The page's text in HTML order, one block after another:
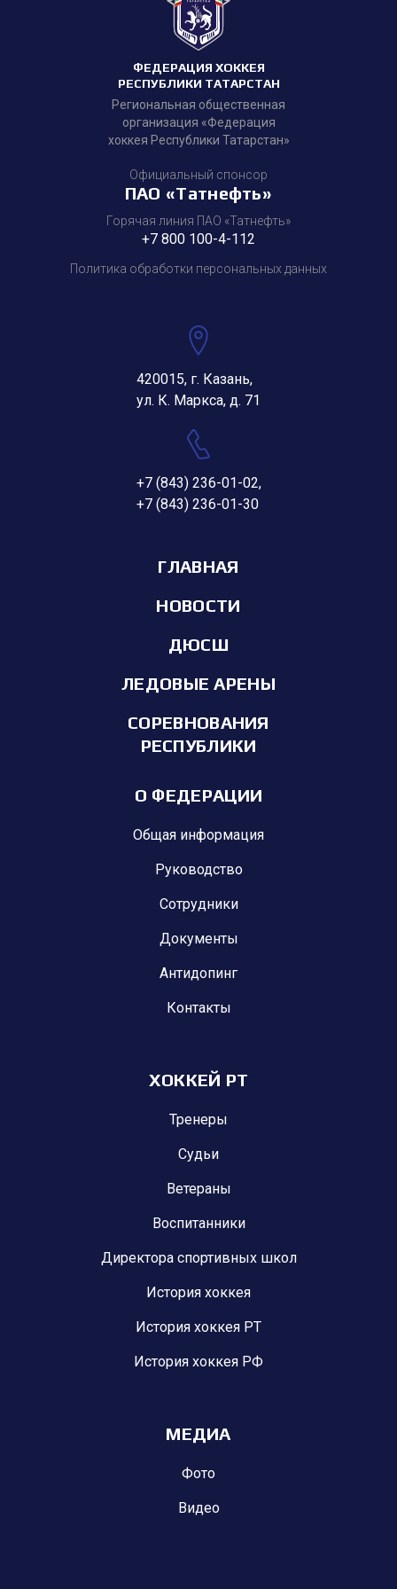
ФЕДЕРАЦИЯ ХОККЕЯ
РЕСПУБЛИКИ ТАТАРСТАН
Региональная общественная
организация «Федерация
хоккея Республики Татарстан»
Официальный спонсор
ПАО «Татнефть»
Горячая линия ПАО «Татнефть»
+7 800 100-4-112
Политика обработки персональных данных
420015, г. Казань,
ул. К. Маркса, д. 71
+7 (843) 236-01-02,
+7 (843) 236-01-30
ГЛАВНАЯ
НОВОСТИ
ДЮСШ
ЛЕДОВЫЕ АРЕНЫ
СОРЕВНОВАНИЯ
РЕСПУБЛИКИ
О ФЕДЕРАЦИИ
Общая информация
Руководство
Сотрудники
Документы
Антидопинг
Контакты
ХОККЕЙ РТ
Тренеры
Судьи
Ветераны
Воспитанники
Директора спортивных школ
История хоккея
История хоккея РТ
История хоккея РФ
МЕДИА
Фото
Видео